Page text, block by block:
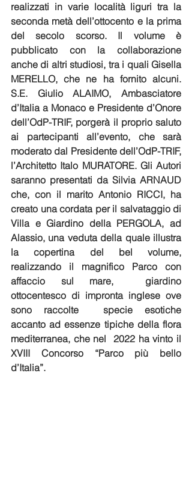
realizzati in varie località liguri tra la
seconda metà dell’ottocento e la prima
del secolo scorso. Il volume è
pubblicato con la collaborazione
anche di altri studiosi, tra i quali Gisella
MERELLO, che ne ha fornito alcuni.
S.E. Giulio ALAIMO, Ambasciatore
d’Italia a Monaco e Presidente d’Onore
dell’OdP-TRIF, porgerà il proprio saluto
ai partecipanti all’evento, che sarà
moderato dal Presidente dell’OdP-TRIF,
l’Architetto Italo MURATORE. Gli Autori
saranno presentati da Silvia ARNAUD
che, con il marito Antonio RICCI, ha
creato una cordata per il salvataggio di
Villa e Giardino della PERGOLA, ad
Alassio, una veduta della quale illustra
la copertina del bel volume,
realizzando il magnifico Parco con
affaccio sul mare,  giardino
ottocentesco di impronta inglese ove
sono raccolte  specie esotiche
accanto ad essenze tipiche della flora
mediterranea, che nel  2022 ha vinto il
XVIII Concorso “Parco più bello
d’Italia”.